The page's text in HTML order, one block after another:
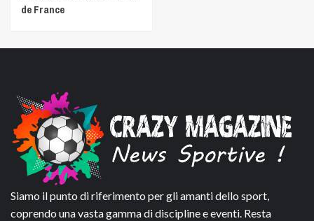
de France
Siamo il punto di riferimento per gli amanti dello sport,
coprendo una vasta gamma di discipline e eventi. Resta